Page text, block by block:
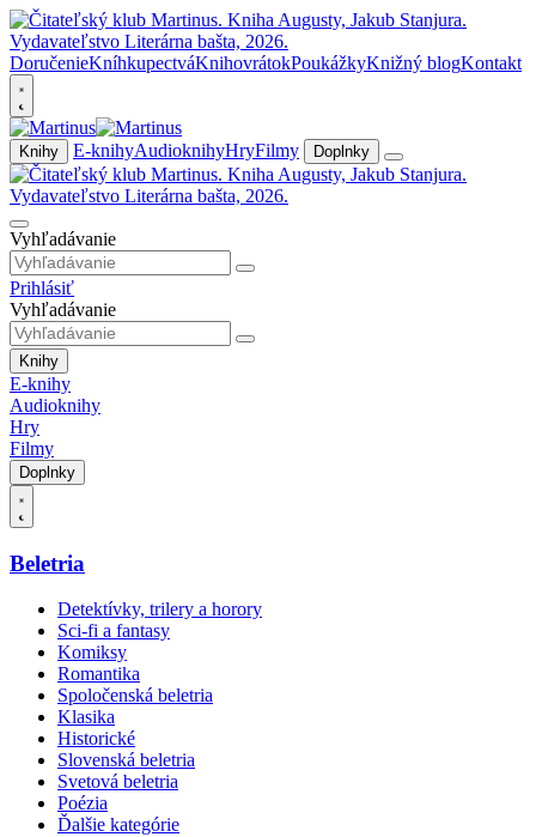
DoručenieKníhkupectváKnihovrátokPoukážkyKnižný blogKontakt
Knihy E-knihyAudioknihyHryFilmy Doplnky
Vyhľadávanie
Prihlásiť
Vyhľadávanie
Knihy
E-knihy
Audioknihy
Hry
Filmy
Doplnky
Beletria
Detektívky, trilery a horory
Sci-fi a fantasy
Komiksy
Romantika
Spoločenská beletria
Klasika
Historické
Slovenská beletria
Svetová beletria
Poézia
Ďalšie kategórie